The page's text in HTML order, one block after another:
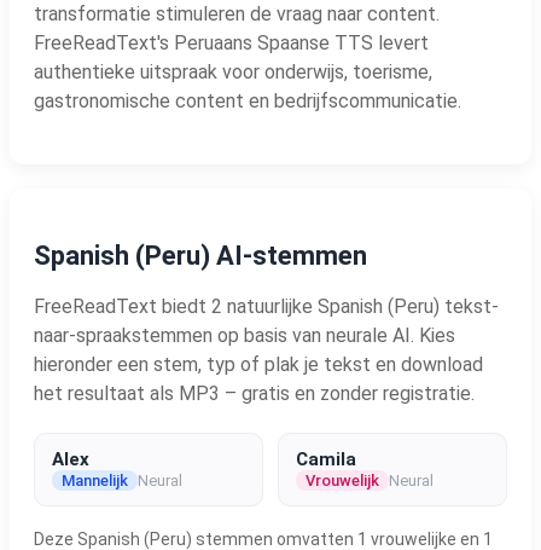
transformatie stimuleren de vraag naar content.
FreeReadText's Peruaans Spaanse TTS levert
authentieke uitspraak voor onderwijs, toerisme,
gastronomische content en bedrijfscommunicatie.
Spanish (Peru) AI-stemmen
FreeReadText biedt 2 natuurlijke Spanish (Peru) tekst-
naar-spraakstemmen op basis van neurale AI. Kies
hieronder een stem, typ of plak je tekst en download
het resultaat als MP3 – gratis en zonder registratie.
Alex
Mannelijk Neural
Camila
Vrouwelijk Neural
Deze Spanish (Peru) stemmen omvatten 1 vrouwelijke en 1